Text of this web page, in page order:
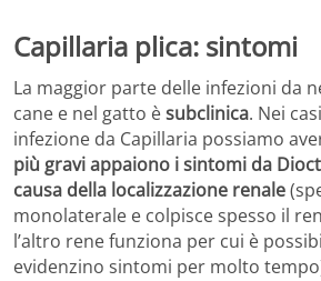
Capillaria plica: sintomi
La maggior parte delle infezioni da
cane e nel gatto èsubclinica. Nei
infezione da Capillaria possiamo
più gravi appaiono i sintomi da
causa della localizzazione renale
monolaterale e colpisce spesso il
l’altro rene funziona per cui è
evidenzino sintomi per molto